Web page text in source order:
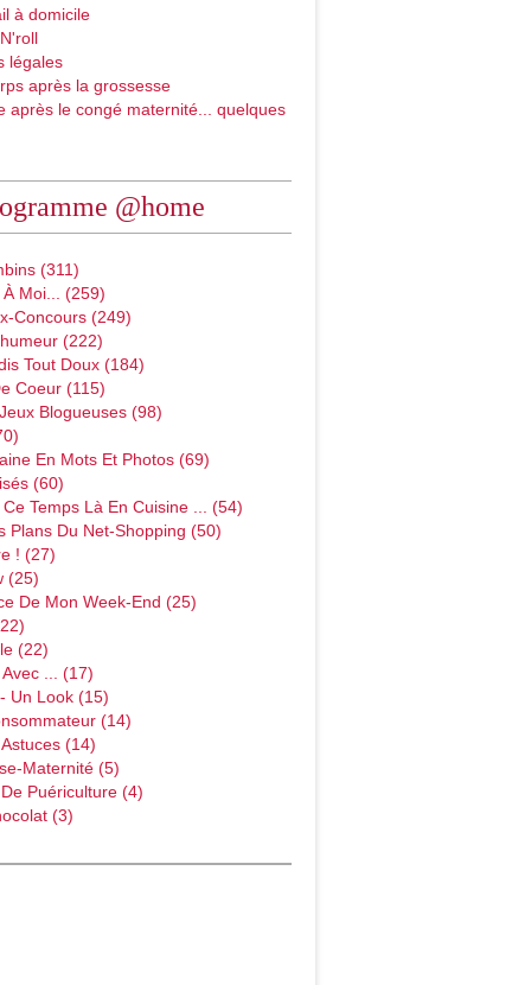
à domicile
légales
après la grossesse
après le congé maternité... quelques
@home
(311)
À Moi... (259)
Concours (249)
(222)
Tout Doux (184)
Coeur (115)
Blogueuses (98)
En Mots Et Photos (69)
(60)
Temps Là En Cuisine ... (54)
Plans Du Net-Shopping (50)
! (27)
(25)
De Mon Week-End (25)
(22)
... (17)
Un Look (15)
(14)
(14)
Maternité (5)
Puériculture (4)
(3)